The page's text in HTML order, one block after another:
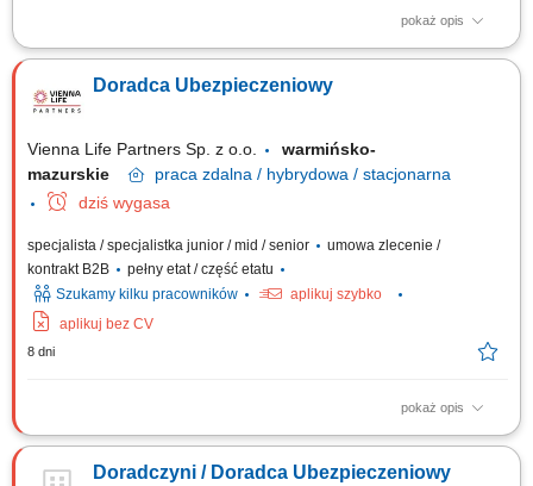
pokaż opis
Opis stanowiska: Aktywna obsługa i cross-selling w ramach własnego
(życiowe, majątkowe, komunikacyjne, firmowe) Koncentracja na
budowaniu długofalowych relacji w obszarze ubezpieczeń na życie;
Doradca Ubezpieczeniowy
Vienna Life Partners Sp. z o.o.
warmińsko-
mazurskie
praca zdalna / hybrydowa / stacjonarna
dziś wygasa
specjalista / specjalistka junior / mid / senior
umowa zlecenie /
kontrakt B2B
pełny etat / część etatu
Szukamy kilku pracowników
aplikuj szybko
aplikuj bez CV
8 dni
pokaż opis
Twój zakres obowiązków: Będziesz aktywnie poszukiwać nowych
życie, majątkowe, grupowe). Będziesz przygotowywać oferty
Doradczyni / Doradca Ubezpieczeniowy